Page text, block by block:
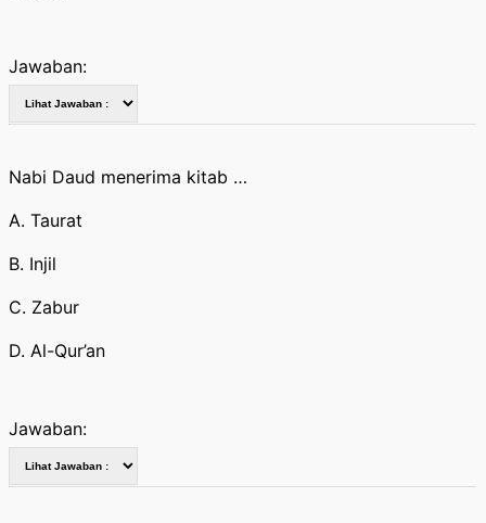
Jawaban:
Nabi Daud menerima kitab …
A. Taurat
B. Injil
C. Zabur
D. Al-Qur’an
Jawaban: